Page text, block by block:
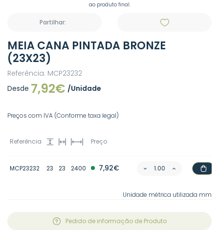
ao produto final.
Partilhar:
MEIA CANA PINTADA BRONZE
(23X23)
Referência: MCP23232
Desde 7,92€ /Unidade
Preços com IVA (Conforme taxa legal)
Referência Preço
MCP23232 23 23 2400 7,92€
Unidade métrica utilizada mm
Pedido de informação de Produto